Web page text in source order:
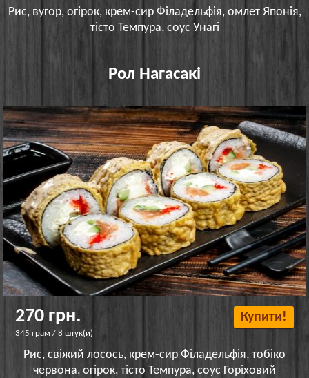
Рис, вугор, огірок, крем-сир Філадельфія, омлет Японія,
тісто Темпура, соус Унагі
Рол Нагасакі
270 грн.
345 грам / 8 штук(и)
Купити!
Рис, свіжий лосось, крем-сир Філадельфія, тобіко
червона, огірок, тісто Темпура, соус Горіховий